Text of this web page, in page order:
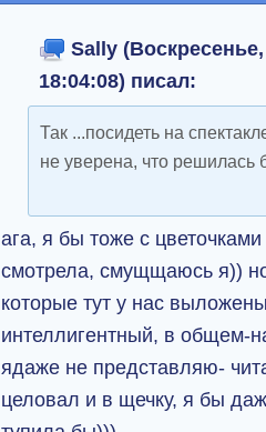
Sally
18:04:08) писал:
Так ...посидеть на
не уверена, что решилась
ага, я бы тоже с
смотрела, смущщаюсь я))
которые тут у нас
интеллигентный, в общем-
ядаже не представляю-
целовал и в щечку, я бы